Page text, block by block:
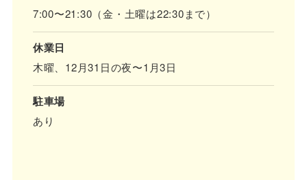
7:00〜21:30（金・土曜は22:30まで）
休業日
木曜、12月31日の夜〜1月3日
駐車場
あり